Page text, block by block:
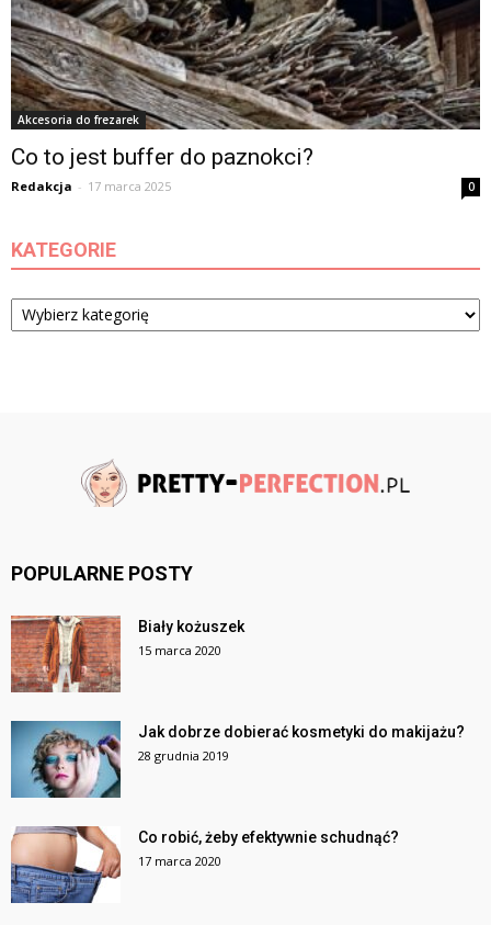
Akcesoria do frezarek
Co to jest buffer do paznokci?
Redakcja - 17 marca 2025 0
KATEGORIE
Kategorie
POPULARNE POSTY
Biały kożuszek
15 marca 2020
Jak dobrze dobierać kosmetyki do makijażu?
28 grudnia 2019
Co robić, żeby efektywnie schudnąć?
17 marca 2020